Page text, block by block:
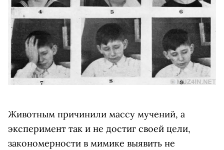
Животным причинили массу мучений, а
эксперимент так и не достиг своей цели,
закономерности в мимике выявить не